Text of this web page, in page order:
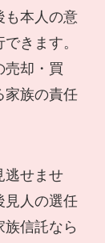
も本人の意
きます。
売却・買
家族の責任
逃せませ
見人の選任
信託なら